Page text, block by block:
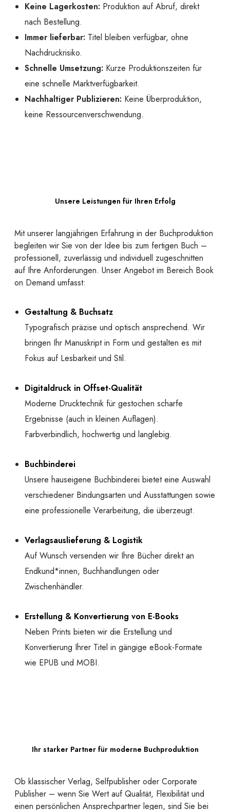
Keine Lagerkosten: Produktion auf Abruf, direkt
nach Bestellung.
Immer lieferbar: Titel bleiben verfügbar, ohne
Nachdruckrisiko.
Schnelle Umsetzung: Kurze Produktionszeiten für
eine schnelle Marktverfügbarkeit.
Nachhaltiger Publizieren: Keine Überproduktion,
keine Ressourcenverschwendung.
Unsere Leistungen für Ihren Erfolg
Mit unserer langjährigen Erfahrung in der Buchproduktion
begleiten wir Sie von der Idee bis zum fertigen Buch –
professionell, zuverlässig und individuell zugeschnitten
auf Ihre Anforderungen. Unser Angebot im Bereich Book
on Demand umfasst:
Gestaltung & Buchsatz
Typografisch präzise und optisch ansprechend. Wir
bringen Ihr Manuskript in Form und gestalten es mit
Fokus auf Lesbarkeit und Stil.
Digitaldruck in Offset-Qualität
Moderne Drucktechnik für gestochen scharfe
Ergebnisse (auch in kleinen Auflagen).
Farbverbindlich, hochwertig und langlebig.
Buchbinderei
Unsere hauseigene Buchbinderei bietet eine Auswahl
verschiedener Bindungsarten und Ausstattungen sowie
eine professionelle Verarbeitung, die überzeugt.
Verlagsauslieferung & Logistik
Auf Wunsch versenden wir Ihre Bücher direkt an
Endkund*innen, Buchhandlungen oder
Zwischenhändler.
Erstellung & Konvertierung von E-Books
Neben Prints bieten wir die Erstellung und
Konvertierung Ihrer Titel in gängige eBook-Formate
wie EPUB und MOBI.
Ihr starker Partner für moderne Buchproduktion
Ob klassischer Verlag, Selfpublisher oder Corporate
Publisher – wenn Sie Wert auf Qualität, Flexibilität und
einen persönlichen Ansprechpartner legen, sind Sie bei